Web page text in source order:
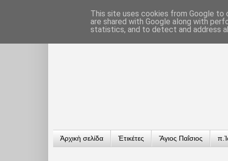
Ἀρχικὴ σελίδα Ἐτικέτες Ἅγιος Παΐσιος
This site uses cookies from Google to
are shared with Google along with
statistics, and to detect and address